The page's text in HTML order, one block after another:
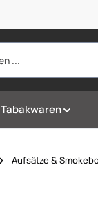
Tabakwaren
Aufsätze &